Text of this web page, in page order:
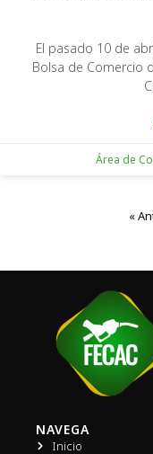
El pasado 10 de
Bolsa de Comercio
Área de
«
NAVEGA
Inicio